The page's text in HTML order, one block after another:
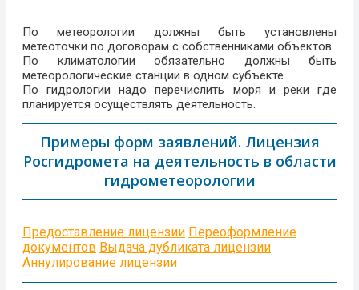
По метеорологии должны быть установлены
метеоточки по договорам с собственниками объектов.
По климатологии обязательно должны быть
метеорологические станции в одном субъекте.
По гидрологии надо перечислить моря и реки где
планируется осуществлять деятельность.
Примеры форм заявлений. Лицензия
Росгидромета на деятельность в области
гидрометеорологии
Предоставление лицензии Переоформление
документов Выдача дубликата лицензии
Аннулирование лицензии